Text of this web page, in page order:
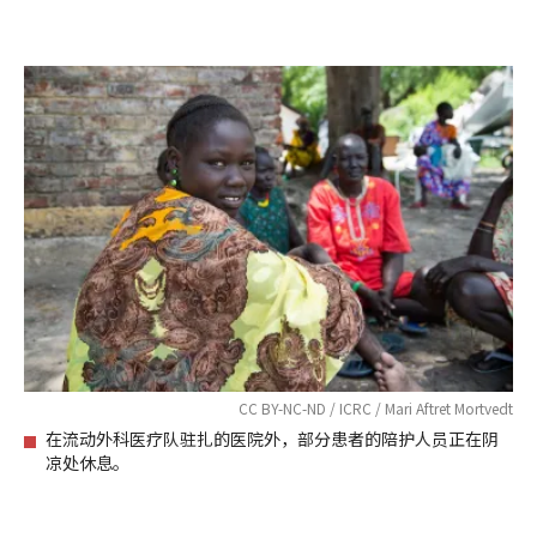
CC BY-NC-ND / ICRC / Mari Aftret Mortvedt
在流动外科医疗队驻扎的医院外，部分患者的陪护人员正在阴
凉处休息。